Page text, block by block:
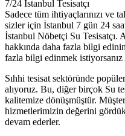
7/24 İstanbul Tesisatçı
Sadece tüm ihtiyaçlarınızı ve
sizler için İstanbul 7 gün 24
İstanbul Nöbetçi Su Tesisatçı.
hakkında daha fazla bilgi
fazla bilgi edinmek istiyorsanız
Sıhhi tesisat sektöründe
alıyoruz. Bu, diğer birçok Su
kalitemize dönüşmüştür.
hizmetlerimizin değerini
devam ederler.